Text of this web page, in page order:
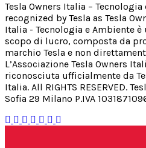
Tesla Owners Italia –
recognized by Tesla as Tesla
Italia - Tecnologia e Ambiente è
scopo di lucro, composta da
marchio Tesla e non
L’Associazione Tesla Owners
riconosciuta ufficialmente da
Italia. All RIGHTS RESERVED.
Sofia 29 Milano P.IVA